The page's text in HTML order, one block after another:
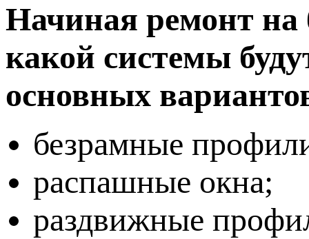
Начиная ремонт на
какой системы
основных
безрамные
распашные окна;
раздвижные